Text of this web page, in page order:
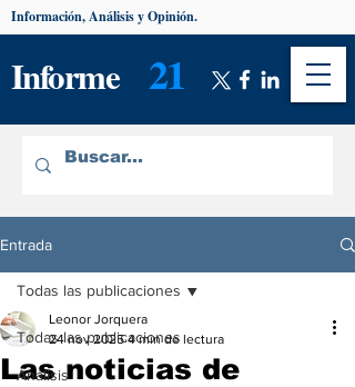
Informe 21
Información, Análisis y Opinión.
Entrada
Todas las publicaciones
Análisis
Todas las publicaciones
Las noticias de
Leonor Jorquera
24 nov 2025 4 min de lectura